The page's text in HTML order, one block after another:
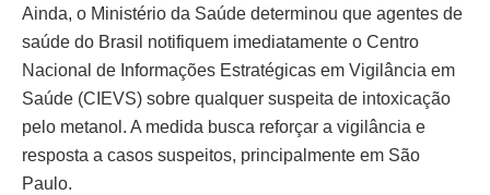
Ainda, o Ministério da Saúde determinou que agentes de
saúde do Brasil notifiquem imediatamente o Centro
Nacional de Informações Estratégicas em Vigilância em
Saúde (CIEVS) sobre qualquer suspeita de intoxicação
pelo metanol. A medida busca reforçar a vigilância e
resposta a casos suspeitos, principalmente em São
Paulo.